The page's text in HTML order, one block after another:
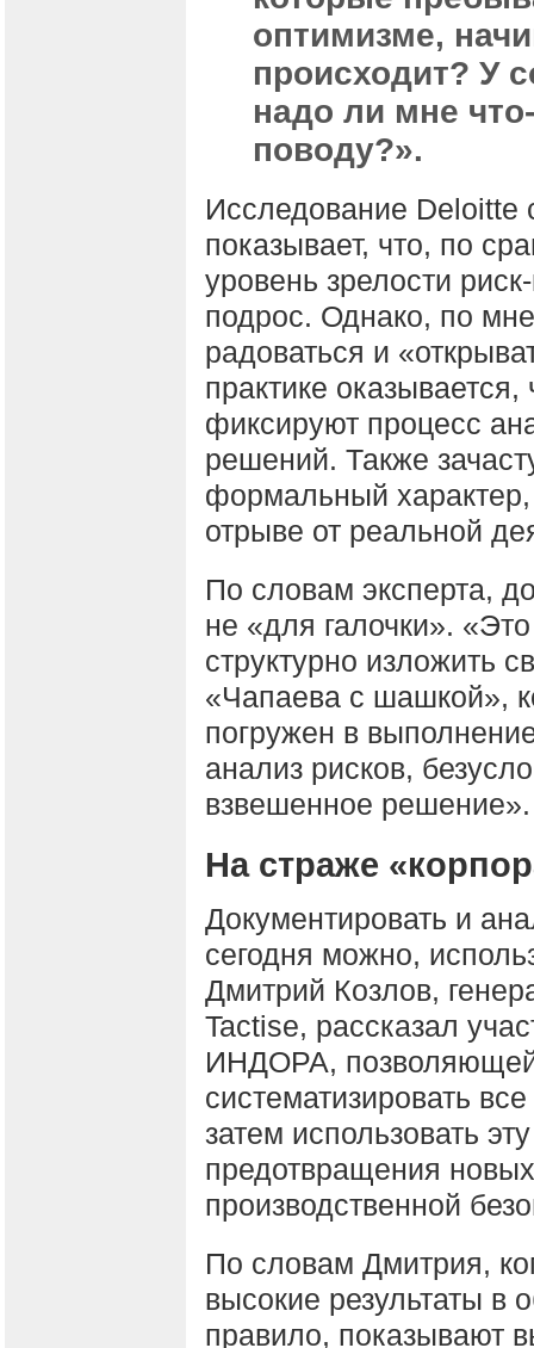
оптимизме,
происходит? У
надо ли мне
поводу?».
Исследование Deloitte
показывает, что, по
уровень зрелости
подрос. Однако, по
радоваться и
практике
фиксируют процесс
решений. Также
формальный
отрыве от реальной
По словам эксперта,
не «для галочки».
структурно изложить
«Чапаева с шашкой»,
погружен в
анализ рисков,
взвешенное решение».
На страже
Документировать и
сегодня можно,
Дмитрий Козлов,
Tactise, рассказал
ИНДОРА,
систематизировать
затем использовать
предотвращения
производственной
По словам Дмитрия,
высокие результаты в
правило, показывают